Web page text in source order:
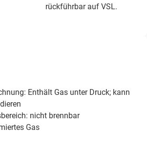
rückführbar auf VSL.
Enthält Gas unter Druck; kann
nicht brennbar
Gas